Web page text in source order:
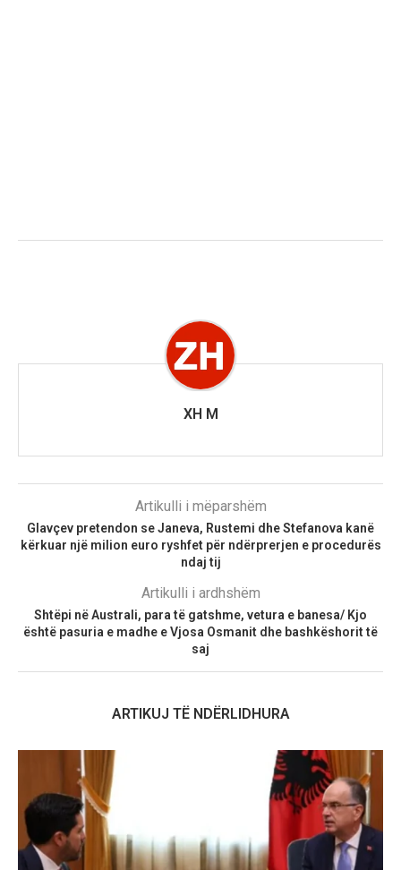
XH M
Artikulli i mëparshëm
Glavçev pretendon se Janeva, Rustemi dhe Stefanova kanë
kërkuar një milion euro ryshfet për ndërprerjen e procedurës
ndaj tij
Artikulli i ardhshëm
Shtëpi në Australi, para të gatshme, vetura e banesa/ Kjo
është pasuria e madhe e Vjosa Osmanit dhe bashkëshorit të
saj
ARTIKUJ TË NDËRLIDHURA